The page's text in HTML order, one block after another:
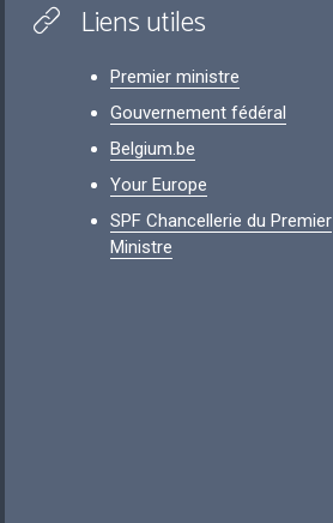
Liens utiles
Premier ministre
Gouvernement fédéral
Belgium.be
Your Europe
SPF Chancellerie du Premier
Ministre